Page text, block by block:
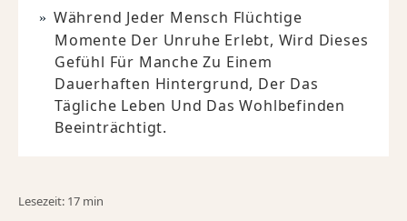
Während Jeder Mensch Flüchtige
Momente Der Unruhe Erlebt, Wird Dieses
Gefühl Für Manche Zu Einem
Dauerhaften Hintergrund, Der Das
Tägliche Leben Und Das Wohlbefinden
Beeinträchtigt.
Lesezeit: 17 min